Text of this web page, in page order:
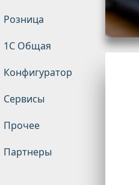
Розница
1С Общая
Конфигуратор
Сервисы
Прочее
Партнеры